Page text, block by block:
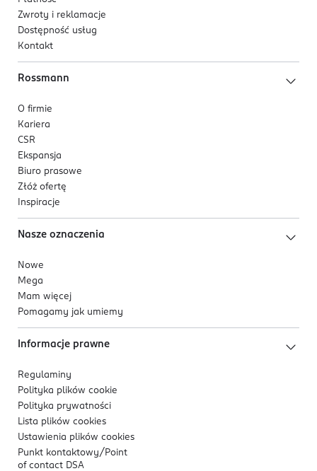
Zwroty i reklamacje
Dostępność usług
Kontakt
Rossmann
O firmie
Kariera
CSR
Ekspansja
Biuro prasowe
Złóż ofertę
Inspiracje
Nasze oznaczenia
Nowe
Mega
Mam więcej
Pomagamy jak umiemy
Informacje prawne
Regulaminy
Polityka plików cookie
Polityka prywatności
Lista plików cookies
Ustawienia plików cookies
Punkt kontaktowy/ Point
of contact DSA